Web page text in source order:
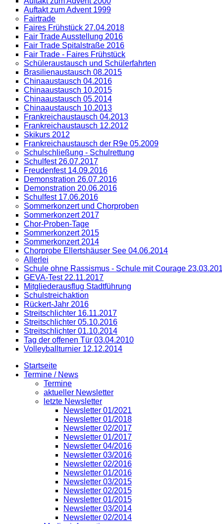
Auftakt zum Advent 1999
Fairtrade
Faires Frühstück 27.04.2018
Fair Trade Ausstellung 2016
Fair Trade Spitalstraße 2016
Fair Trade - Faires Frühstück
Schüleraustausch und Schülerfahrten
Brasilienaustausch 08.2015
Chinaaustausch 04.2016
Chinaaustausch 10.2015
Chinaaustausch 05.2014
Chinaaustausch 10.2013
Frankreichaustausch 04.2013
Frankreichaustausch 12.2012
Skikurs 2012
Frankreichaustausch der R9e 05.2009
Schulschließung - Schulrettung
Schulfest 26.07.2017
Freudenfest 14.09.2016
Demonstration 26.07.2016
Demonstration 20.06.2016
Schulfest 17.06.2016
Sommerkonzert und Chorproben
Sommerkonzert 2017
Chor-Proben-Tage
Sommerkonzert 2015
Sommerkonzert 2014
Chorprobe Ellertshäuser See 04.06.2014
Allerlei
Schule ohne Rassismus - Schule mit Courage
GEVA-Test 22.11.2017
Mitgliederausflug Stadtführung
Schulstreichaktion
Rückert-Jahr 2016
Streitschlichter 16.11.2017
Streitschlichter 05.10.2016
Streitschlichter 01.10.2014
Tag der offenen Tür 03.04.2010
Volleyballturnier 12.12.2014
Startseite
Termine / News
Termine
aktueller Newsletter
letzte Newsletter
Newsletter 01/2021
Newsletter 01/2018
Newsletter 02/2017
Newsletter 01/2017
Newsletter 04/2016
Newsletter 03/2016
Newsletter 02/2016
Newsletter 01/2016
Newsletter 03/2015
Newsletter 02/2015
Newsletter 01/2015
Newsletter 03/2014
Newsletter 02/2014